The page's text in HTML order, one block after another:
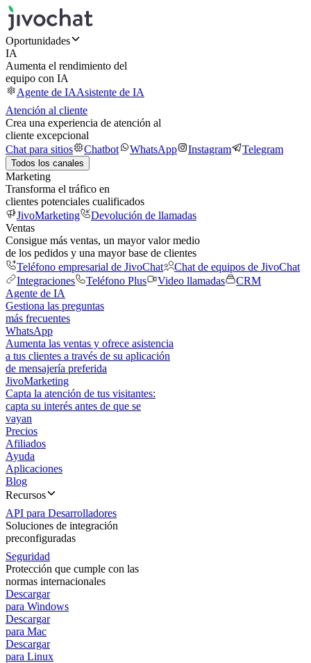
Oportunidades
IA
Aumenta el rendimiento del
equipo con IA
Agente de IAAsistente de IA
Atención al cliente
Crea una experiencia de atención al
cliente excepcional
Chat para sitios
Chatbot WhatsApp Instagram Telegram
Todos los canales
Marketing
Transforma el tráfico en
clientes potenciales cualificados
JivoMarketing
Devolución de llamadas
Ventas
Consigue más ventas, un mayor valor medio
de los pedidos y una mayor base de clientes
Teléfono empresarial de JivoChat
Chat de equipos de JivoChat
Integraciones
Teléfono Plus Video llamadas
CRM
Agente de IA
Gestiona las preguntas
más frecuentes
WhatsApp
Aumenta las ventas y ofrece asistencia
a tus clientes a través de su aplicación
de mensajería preferida
JivoMarketing
Capta la atención de tus visitantes:
capta su interés antes de que se
vayan
Precios
Afiliados
Ayuda
Aplicaciones
Blog
Recursos
API para Desarrolladores
Soluciones de integración
preconfiguradas
Seguridad
Protección que cumple con las
normas internacionales
Descargar
para Windows
Descargar
para Mac
Descargar
para Linux